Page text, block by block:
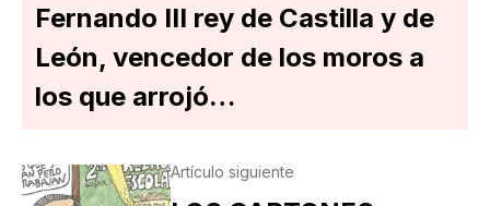
Fernando III rey de Castilla y de
León, vencedor de los moros a
los que arrojó…
Artículo siguiente